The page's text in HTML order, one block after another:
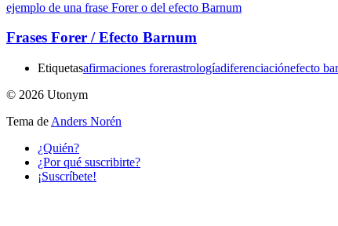
Frases Forer / Efecto Barnum
Etiquetasafirmaciones forerastrologíadiferenciaciónefecto
© 2026 Utonym
Tema de Anders Norén
¿Quién?
¿Por qué suscribirte?
¡Suscríbete!